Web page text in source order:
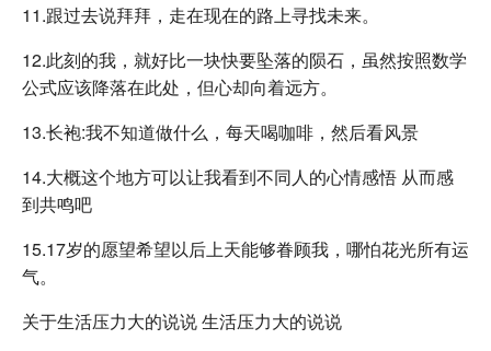
11.跟过去说拜拜，走在现在的路上寻找未来。
12.此刻的我，就好比一块快要坠落的陨石，虽然按照数学
公式应该降落在此处，但心却向着远方。
13.长袍:我不知道做什么，每天喝咖啡，然后看风景
14.大概这个地方可以让我看到不同人的心情感悟 从而感
到共鸣吧
15.17岁的愿望希望以后上天能够眷顾我，哪怕花光所有运
气。
关于生活压力大的说说 生活压力大的说说